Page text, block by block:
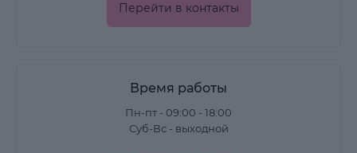
Перейти в контакты
Время работы
Пн-пт - 09:00 - 18:00
Суб-Вс - выходной